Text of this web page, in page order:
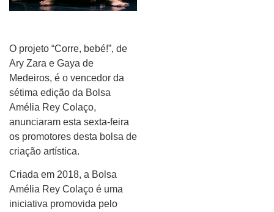
O projeto “Corre, bebé!”, de
Ary Zara e Gaya de
Medeiros, é o vencedor da
sétima edição da Bolsa
Amélia Rey Colaço,
anunciaram esta sexta-feira
os promotores desta bolsa de
criação artística.
Criada em 2018, a Bolsa
Amélia Rey Colaço é uma
iniciativa promovida pelo